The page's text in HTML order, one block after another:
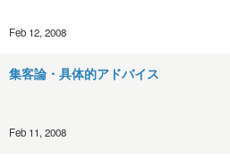
Feb 12, 2008
集客論・具体的アドバイス
Feb 11, 2008